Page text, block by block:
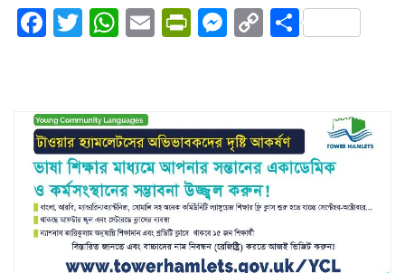
Facebook
Twitter
WhatsApp
EmailPrintFriendly
Messenger
CopyShare